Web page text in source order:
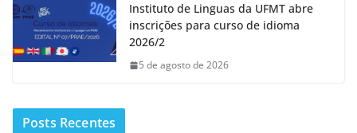
Instituto de Linguas da UFMT abre
inscrições para curso de idioma
2026/2
5 de agosto de 2026
Posts Recentes